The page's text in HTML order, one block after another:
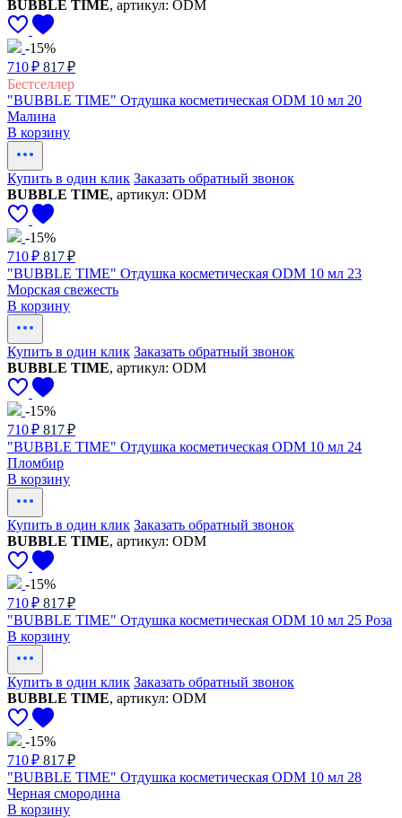
BUBBLE TIME, артикул: ODM
-15%
710 ₽ 817 ₽
Бестселлер
"BUBBLE TIME" Отдушка косметическая ODM 10 мл 20
Малина
В корзину
Купить в один клик Заказать обратный звонок
BUBBLE TIME, артикул: ODM
-15%
710 ₽ 817 ₽
"BUBBLE TIME" Отдушка косметическая ODM 10 мл 23
Морская свежесть
В корзину
Купить в один клик Заказать обратный звонок
BUBBLE TIME, артикул: ODM
-15%
710 ₽ 817 ₽
"BUBBLE TIME" Отдушка косметическая ODM 10 мл 24
Пломбир
В корзину
Купить в один клик Заказать обратный звонок
BUBBLE TIME, артикул: ODM
-15%
710 ₽ 817 ₽
"BUBBLE TIME" Отдушка косметическая ODM 10 мл 25 Роза
В корзину
Купить в один клик Заказать обратный звонок
BUBBLE TIME, артикул: ODM
-15%
710 ₽ 817 ₽
"BUBBLE TIME" Отдушка косметическая ODM 10 мл 28
Черная смородина
В корзину